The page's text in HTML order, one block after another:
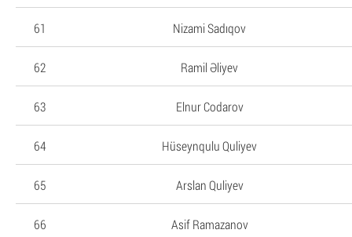
61 Nizami Sadıqov
62 Ramil Əliyev
63 Elnur Codarov
64 Hüseynqulu Quliyev
65 Arslan Quliyev
66 Asif Ramazanov